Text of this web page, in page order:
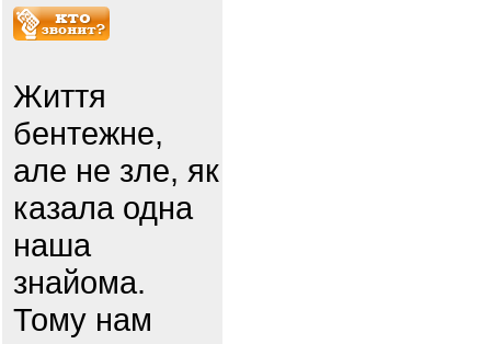
Життя
бентежне,
але не зле, як
казала одна
наша
знайома.
Тому нам